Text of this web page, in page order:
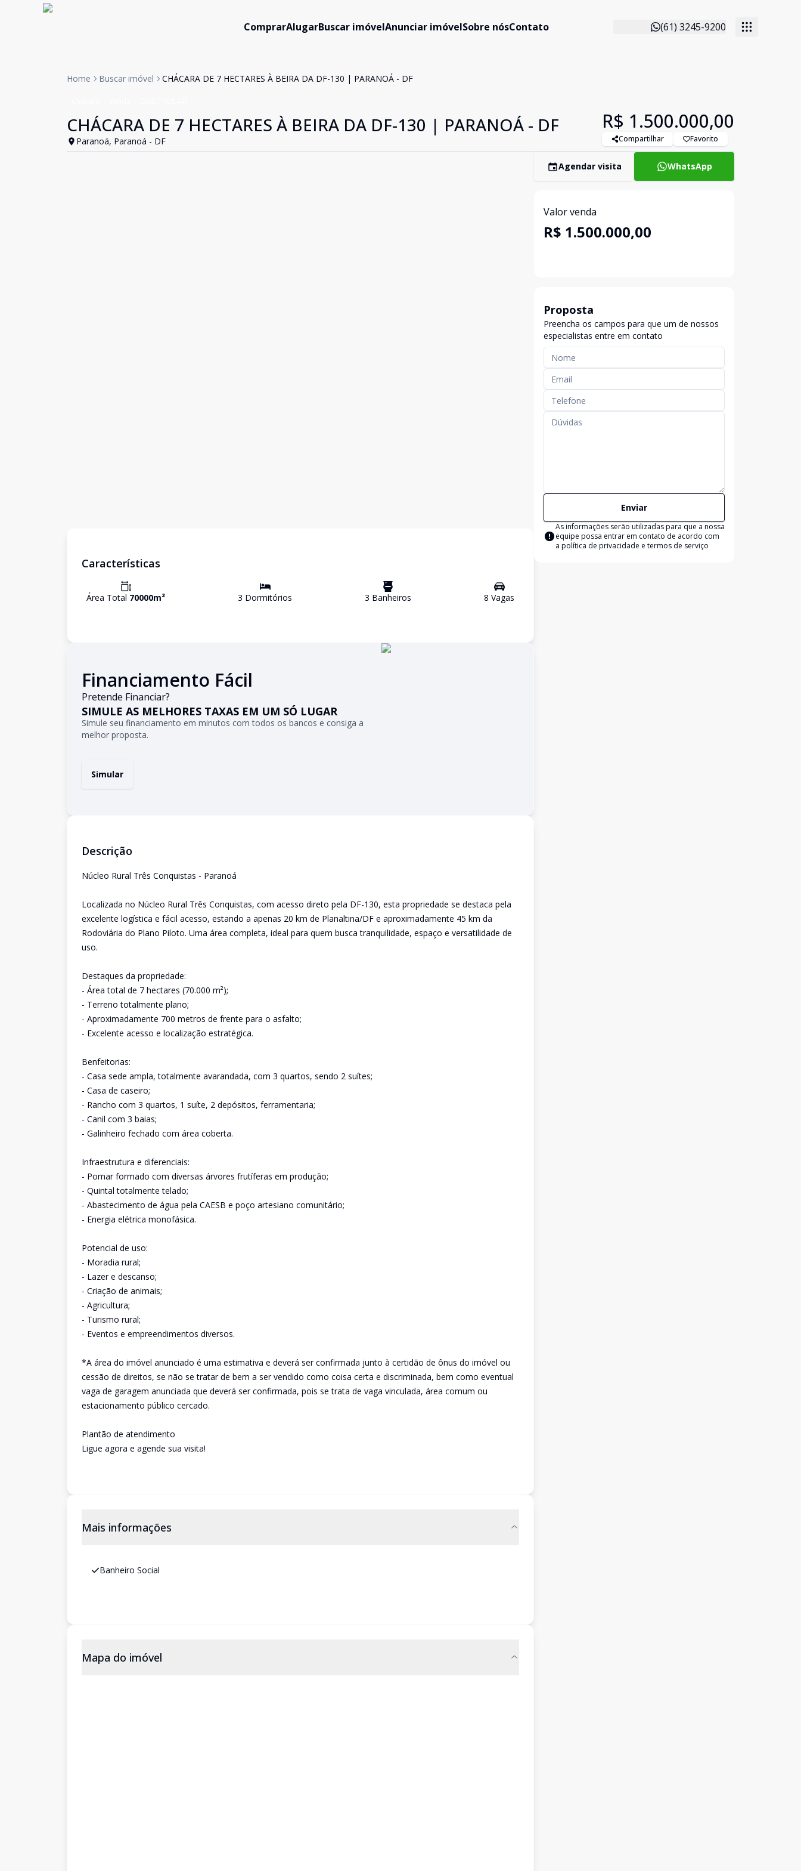
ComprarAlugarBuscar imóvelAnunciar imóvelSobre nósContato (61) 3245-9200
Home Buscar imóvel CHÁCARA DE 7 HECTARES À BEIRA DA DF-130 | PARANOÁ - DF
CHÁCARA DE 7 HECTARES À BEIRA DA DF-130 | PARANOÁ - DF
Paranoá, Paranoá - DF
R$ 1.500.000,00
Compartilhar Favorito
Características
Área Total 70000m² 3 Dormitórios 3 Banheiros 8 Vagas
Financiamento Fácil
Pretende Financiar?
SIMULE AS MELHORES TAXAS EM UM SÓ LUGAR
Simule seu financiamento em minutos com todos os bancos e consiga a
melhor proposta.
Simular
Descrição
Núcleo Rural Três Conquistas - Paranoá
Localizada no Núcleo Rural Três Conquistas, com acesso direto pela DF-130, esta propriedade se destaca pela
excelente logística e fácil acesso, estando a apenas 20 km de Planaltina/DF e aproximadamente 45 km da
Rodoviária do Plano Piloto. Uma área completa, ideal para quem busca tranquilidade, espaço e versatilidade de
uso.
Destaques da propriedade:
- Área total de 7 hectares (70.000 m²);
- Terreno totalmente plano;
- Aproximadamente 700 metros de frente para o asfalto;
- Excelente acesso e localização estratégica.
Benfeitorias:
- Casa sede ampla, totalmente avarandada, com 3 quartos, sendo 2 suítes;
- Casa de caseiro;
- Rancho com 3 quartos, 1 suíte, 2 depósitos, ferramentaria;
- Canil com 3 baias;
- Galinheiro fechado com área coberta.
Infraestrutura e diferenciais:
- Pomar formado com diversas árvores frutíferas em produção;
- Quintal totalmente telado;
- Abastecimento de água pela CAESB e poço artesiano comunitário;
- Energia elétrica monofásica.
Potencial de uso:
- Moradia rural;
- Lazer e descanso;
- Criação de animais;
- Agricultura;
- Turismo rural;
- Eventos e empreendimentos diversos.
*A área do imóvel anunciado é uma estimativa e deverá ser confirmada junto à certidão de ônus do imóvel ou
cessão de direitos, se não se tratar de bem a ser vendido como coisa certa e discriminada, bem como eventual
vaga de garagem anunciada que deverá ser confirmada, pois se trata de vaga vinculada, área comum ou
estacionamento público cercado.
Plantão de atendimento
Ligue agora e agende sua visita!
Mais informações
Banheiro Social
Mapa do imóvel
Agendar visita WhatsApp
Valor venda
R$ 1.500.000,00
Proposta
Preencha os campos para que um de nossos
especialistas entre em contato
Enviar
As informações serão utilizadas para que a nossa
equipe possa entrar em contato de acordo com
a política de privacidade e termos de serviço